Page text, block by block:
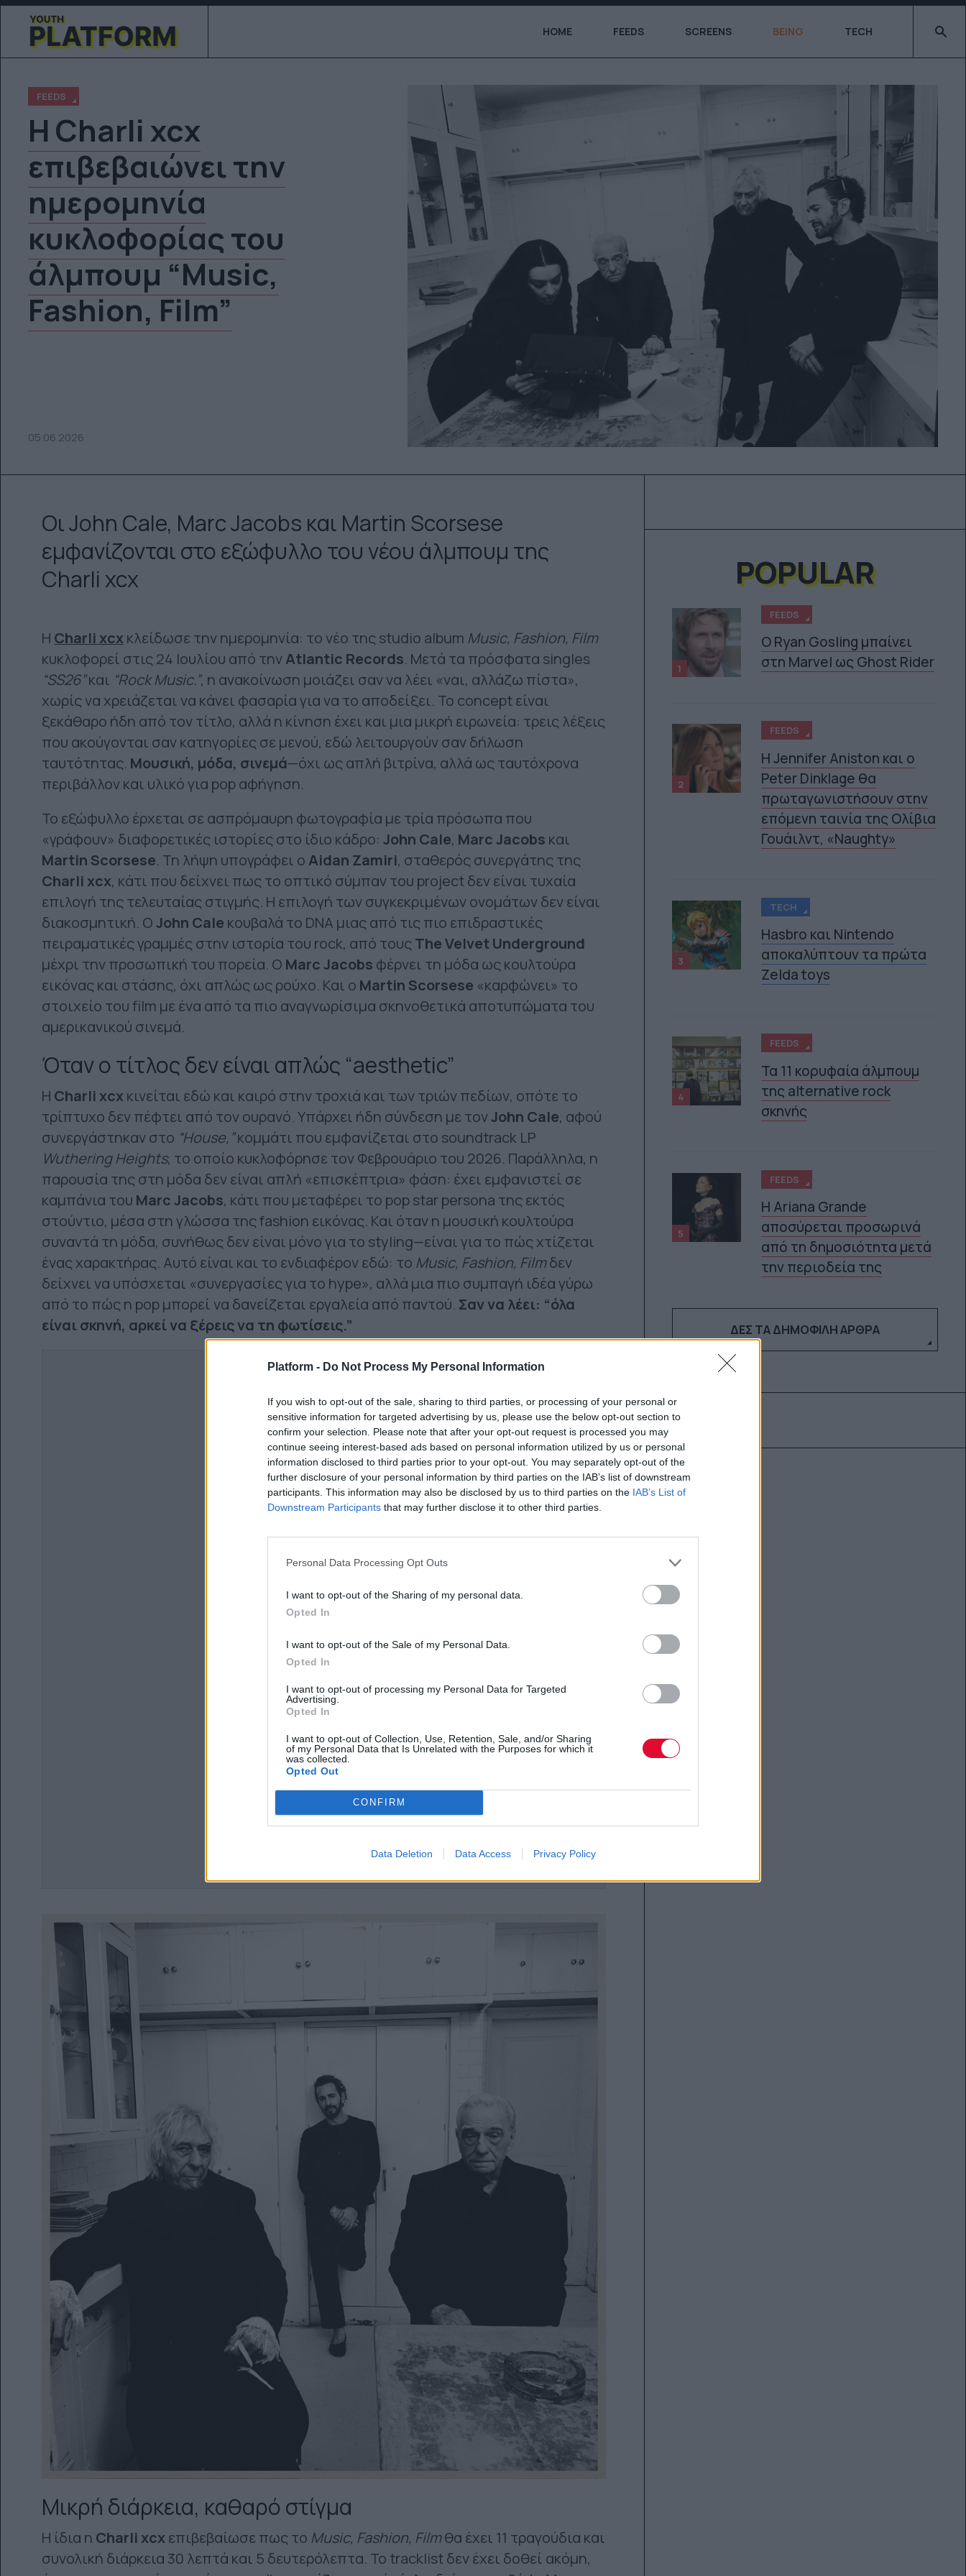
Platform - Do Not Process My Personal Information
If you wish to opt-out of the sale, sharing to third parties, or processing of your personal or
sensitive information for targeted advertising by us, please use the below opt-out section to
confirm your selection. Please note that after your opt-out request is processed you may
continue seeing interest-based ads based on personal information utilized by us or personal
information disclosed to third parties prior to your opt-out. You may separately opt-out of the
further disclosure of your personal information by third parties on the IAB’s list of downstream
participants. This information may also be disclosed by us to third parties on the IAB’s List of
Downstream Participants that may further disclose it to other third parties.
Personal Data Processing Opt Outs
I want to opt-out of the Sharing of my personal data.
Opted In
I want to opt-out of the Sale of my Personal Data.
Opted In
I want to opt-out of processing my Personal Data for Targeted
Advertising.
Opted In
I want to opt-out of Collection, Use, Retention, Sale, and/or Sharing
of my Personal Data that Is Unrelated with the Purposes for which it
was collected.
Opted Out
CONFIRM
Data Deletion Data Access Privacy Policy
HOME FEEDS SCREENS BEING TECH Type
FEEDS
Η Charli xcx
επιβεβαιώνει την
ημερομηνία
κυκλοφορίας του
άλμπουμ “Music,
Fashion, Film”
05.06.2026
Οι John Cale, Marc Jacobs και Martin Scorsese
εμφανίζονται στο εξώφυλλο του νέου άλμπουμ της
Charli xcx
Η Charli xcxκλείδωσε την ημερομηνία: το νέο της studio album Music, Fashion, Film
κυκλοφορεί στις 24 Ιουλίου από τηνAtlantic Records. Μετά τα πρόσφατα singles
“SS26”και “Rock Music.”, η ανακοίνωση μοιάζει σαν να λέει «ναι, αλλάζω πίστα»,
χωρίς να χρειάζεται να κάνει φασαρία για να το αποδείξει. Το concept είναι
ξεκάθαρο ήδη από τον τίτλο, αλλά η κίνηση έχει και μια μικρή ειρωνεία: τρεις λέξεις
που ακούγονται σαν κατηγορίες σε μενού, εδώ λειτουργούν σαν δήλωση
ταυτότητας. Μουσική, μόδα, σινεμά—όχι ως απλή βιτρίνα, αλλά ως ταυτόχρονα
περιβάλλον και υλικό για pop αφήγηση.
Το εξώφυλλο έρχεται σε ασπρόμαυρη φωτογραφία με τρία πρόσωπα που
«γράφουν» διαφορετικές ιστορίες στο ίδιο κάδρο: John Cale, Marc Jacobs και
Martin Scorsese. Τη λήψη υπογράφει ο Aidan Zamiri, σταθερός συνεργάτης της
Charli xcx, κάτι που δείχνει πως το οπτικό σύμπαν του project δεν είναι τυχαία
επιλογή της τελευταίας στιγμής. Η επιλογή των συγκεκριμένων ονομάτων δεν είναι
διακοσμητική. ΟJohn Cale κουβαλά το DNA μιας από τις πιο επιδραστικές
πειραματικές γραμμές στην ιστορία του rock, από τουςThe Velvet Underground
μέχρι την προσωπική του πορεία. Ο Marc Jacobs φέρνει τη μόδα ως κουλτούρα
εικόνας και στάσης, όχι απλώς ως ρούχο. Και ο Martin Scorsese «καρφώνει» το
στοιχείο του film με ένα από τα πιο αναγνωρίσιμα σκηνοθετικά αποτυπώματα του
αμερικανικού σινεμά.
Όταν ο τίτλος δεν είναι απλώς “aesthetic”
Η Charli xcxκινείται εδώ και καιρό στην τροχιά και των τριών πεδίων, οπότε το
τρίπτυχο δεν πέφτει από τον ουρανό. Υπάρχει ήδη σύνδεση με τονJohn Cale, αφού
συνεργάστηκαν στο “House,”κομμάτι που εμφανίζεται στο soundtrack LP
Wuthering Heights, το οποίο κυκλοφόρησε τον Φεβρουάριο του 2026. Παράλληλα, η
παρουσία της στη μόδα δεν είναι απλή «επισκέπτρια» φάση: έχει εμφανιστεί σε
καμπάνια του Marc Jacobs, κάτι που μεταφέρει το pop star persona της εκτός
στούντιο, μέσα στη γλώσσα της fashion εικόνας. Και όταν η μουσική κουλτούρα
συναντά τη μόδα, συνήθως δεν είναι μόνο για το styling—είναι για το πώς χτίζεται
ένας χαρακτήρας. Αυτό είναι και το ενδιαφέρον εδώ: το Music, Fashion, Filmδεν
δείχνει να υπόσχεται «συνεργασίες για το hype», αλλά μια πιο συμπαγή ιδέα γύρω
από το πώς η pop μπορεί να δανείζεται εργαλεία από παντού. Σαν να λέει: “όλα
είναι σκηνή, αρκεί να ξέρεις να τη φωτίσεις.”
Μικρή διάρκεια, καθαρό στίγμα
Η ίδια η Charli xcxεπιβεβαίωσε πως το Music, Fashion, Filmθα έχει 11 τραγούδια και
συνολική διάρκεια 30 λεπτά και 5 δευτερόλεπτα. Το tracklist δεν έχει δοθεί ακόμη,
POPULAR
1
FEEDS
Ο Ryan Gosling μπαίνει
στη Marvel ως Ghost Rider
2
FEEDS
Η Jennifer Aniston και ο
Peter Dinklage θα
πρωταγωνιστήσουν στην
επόμενη ταινία της Ολίβια
Γουάιλντ, «Naughty»
3
TECH
Hasbro και Nintendo
αποκαλύπτουν τα πρώτα
Zelda toys
4
FEEDS
Τα 11 κορυφαία άλμπουμ
της alternative rock
σκηνής
5
FEEDS
Η Ariana Grande
αποσύρεται προσωρινά
από τη δημοσιότητα μετά
την περιοδεία της
ΔΕΣ ΤΑ ΔΗΜΟΦΙΛΉ ΆΡΘΡΑ